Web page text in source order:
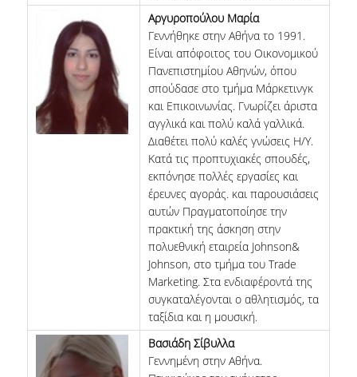
ΔΙΔΑΚΤΡΑ - ΥΠΟΤΡΟΦΙΕΣ
ΣΥΧΝΕΣ ΕΡΩΤΗΣΕΙΣ / FAQS
ΦΟΙΤΗΤΕΣ
ΤΜΗΜΑ ΠΛΗΡΟΥΣ ΦΟΙΤΗΣΗΣ
ΤΜΗΜΑ ΜΕΡΙΚΗΣ ΦΟΙΤΗΣΗΣ
ΦΟΡΜΑ ΥΠΟΒΟΛΗΣ ΠΑΡΑΠΟΝΩΝ
ΑΠΑΣΧΟΛΗΣΗ ΑΠΟΦΟΙΤΩΝ
ΑΠΟΦΟΙΤΗΣΗ
ΣΥΛΛΟΓΟΣ ΑΠΟΦΟΙΤΩΝ
Αργυροπούλου Μαρία
Γεννήθηκε στην Αθήνα το 1991.
Είναι απόφοιτος του Οικονομικού
Πανεπιστημίου Αθηνών, όπου
σπούδασε στο τμήμα Μάρκετινγκ
και Επικοινωνίας. Γνωρίζει άριστα
αγγλικά και πολύ καλά γαλλικά.
Διαθέτει πολύ καλές γνώσεις Η/Υ.
Κατά τις προπτυχιακές σπουδές,
εκπόνησε πολλές εργασίες και
έρευνες αγοράς. και παρουσιάσεις
αυτών Πραγματοποίησε την
πρακτική της άσκηση στην
πολυεθνική εταιρεία Johnson&
Johnson, στο τμήμα του Trade
Marketing. Στα ενδιαφέροντά της
συγκαταλέγονται ο αθλητισμός, τα
ταξίδια και η μουσική.
Βασιάδη Σίβυλλα
Γεννημένη στην Αθήνα.